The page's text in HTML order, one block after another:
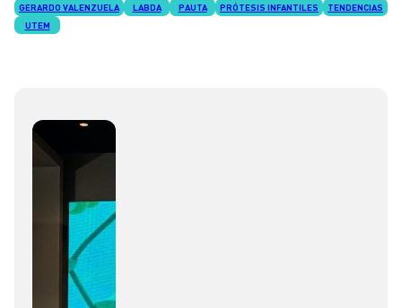
GERARDO VALENZUELA LABDA PAUTA PRÓTESIS INFANTILES
TENDENCIAS
UTEM